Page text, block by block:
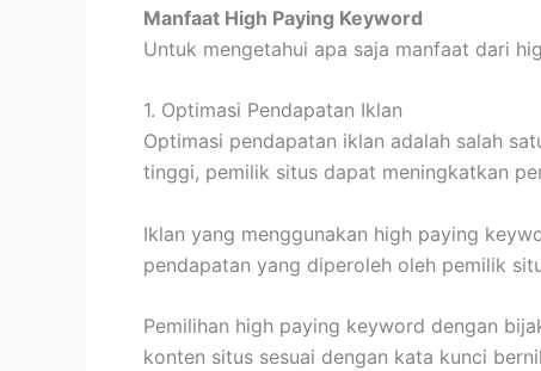
Manfaat High Paying Keyword
Untuk mengetahui apa saja manfaat dari
1. Optimasi Pendapatan Iklan
Optimasi pendapatan iklan adalah salah
tinggi, pemilik situs dapat meningkatkan
Iklan yang menggunakan high paying
pendapatan yang diperoleh oleh pemilik
Pemilihan high paying keyword dengan
konten situs sesuai dengan kata kunci